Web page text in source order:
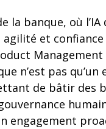
la banque, où
et confiance
n’est pas qu’un
de bâtir des
engagement